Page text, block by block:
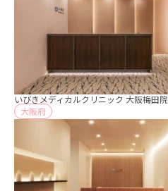
いびきメディカルクリニック 大阪梅田院
大阪府